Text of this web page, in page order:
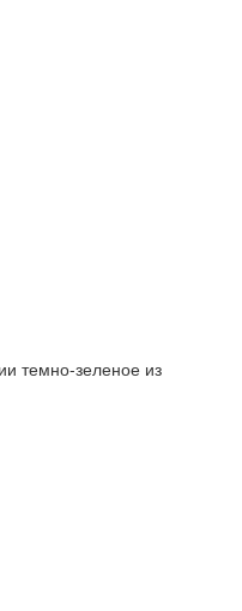
темно-зеленое из